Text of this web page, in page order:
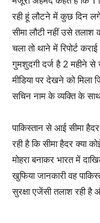
रही हूं लौटने में कुछ दिन
सीमा लौटी नहीं उसे
चला तो थाने में रिपोर्ट
गुमशुदगी दर्ज है 2 महीने से
मीडिया पर देखने को मिला
सचिन नाम के व्यक्ति के
पाकिस्तान से आई सीमा
रही है कि सीमा हैदर क्या
मोहरा बनाकर भारत में
खुफिया जानकारी वह
सुरक्षा एजेंसी तलाश रही